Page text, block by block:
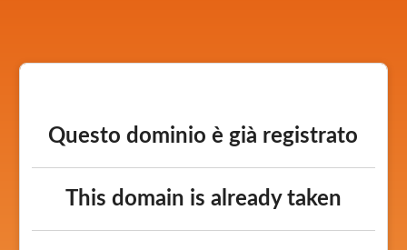
Questo dominio è già registrato
This domain is already taken